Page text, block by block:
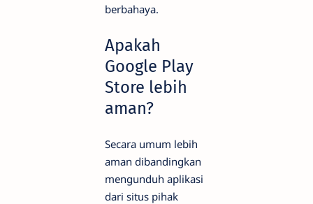
berbahaya.
Apakah
Google Play
Store lebih
aman?
Secara umum lebih
aman dibandingkan
mengunduh aplikasi
dari situs pihak